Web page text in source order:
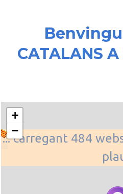
CATALANS
... carregant 484
+
−